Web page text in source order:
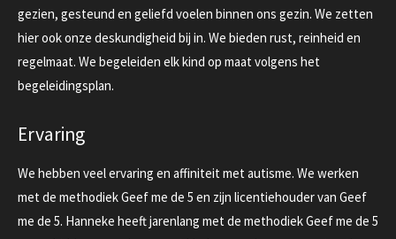
gezien, gesteund en geliefd voelen binnen ons gezin. We zetten
hier ook onze deskundigheid bij in. We bieden rust, reinheid en
regelmaat. We begeleiden elk kind op maat volgens het
begeleidingsplan.
Ervaring
We hebben veel ervaring en affiniteit met autisme. We werken
met de methodiek Geef me de 5 en zijn licentiehouder van Geef
me de 5. Hanneke heeft jarenlang met de methodiek Geef me de 5